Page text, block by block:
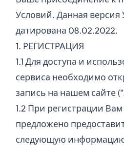
Условий. Данная версия
датирована 08.02.2022.
1. РЕГИСТРАЦИЯ
1.1 Для доступа и
сервиса необходимо
запись на нашем сайте
1.2 При регистрации Вам
предложено
следующую